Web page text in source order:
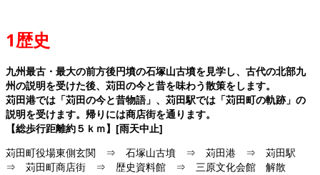
1歴史
九州最古・最大の前方後円墳の石塚山古墳を見学し、古代の北部九
州の説明を受けた後、苅田の今と昔を味わう散策をします。
苅田港では「苅田の今と昔物語」、苅田駅では「苅田町の軌跡」の
説明を受けます。帰りには商店街を通ります。
【総歩行距離約５ｋｍ】[雨天中止]
苅田町役場東側玄関 ⇒ 石塚山古墳 ⇒ 苅田港 ⇒ 苅田駅
⇒ 苅田町商店街 ⇒ 歴史資料館 ⇒ 三原文化会館 解散